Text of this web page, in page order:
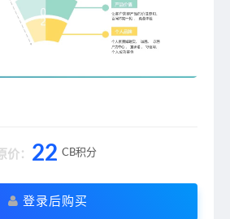
价： 22 CB积分
登录后购买